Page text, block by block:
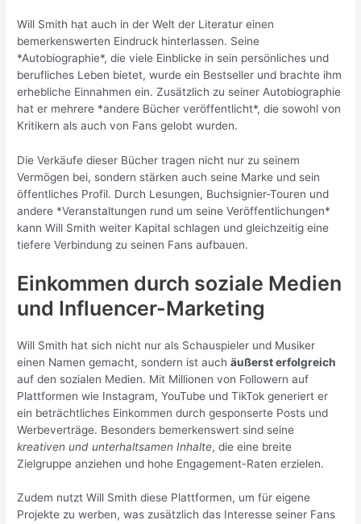
Will Smith hat auch in der Welt der Literatur einen
bemerkenswerten Eindruck hinterlassen. Seine
*Autobiographie*, die viele Einblicke in sein persönliches und
berufliches Leben bietet, wurde ein Bestseller und brachte ihm
erhebliche Einnahmen ein. Zusätzlich zu seiner Autobiographie
hat er mehrere *andere Bücher veröffentlicht*, die sowohl von
Kritikern als auch von Fans gelobt wurden.
Die Verkäufe dieser Bücher tragen nicht nur zu seinem
Vermögen bei, sondern stärken auch seine Marke und sein
öffentliches Profil. Durch Lesungen, Buchsignier-Touren und
andere *Veranstaltungen rund um seine Veröffentlichungen*
kann Will Smith weiter Kapital schlagen und gleichzeitig eine
tiefere Verbindung zu seinen Fans aufbauen.
Einkommen durch soziale Medien
und Influencer-Marketing
Will Smith hat sich nicht nur als Schauspieler und Musiker
einen Namen gemacht, sondern ist auchäußerst erfolgreich
auf den sozialen Medien. Mit Millionen von Followern auf
Plattformen wie Instagram, YouTube und TikTok generiert er
ein beträchtliches Einkommen durch gesponserte Posts und
Werbeverträge. Besonders bemerkenswert sind seine
kreativen und unterhaltsamen Inhalte, die eine breite
Zielgruppe anziehen und hohe Engagement-Raten erzielen.
Zudem nutzt Will Smith diese Plattformen, um für eigene
Projekte zu werben, was zusätzlich das Interesse seiner Fans